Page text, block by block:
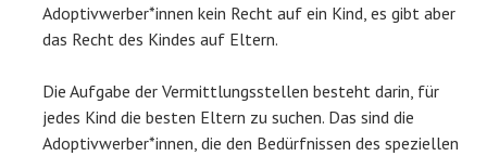
Adoptivwerber*innen kein Recht auf ein Kind, es gibt aber
das Recht des Kindes auf Eltern.
Die Aufgabe der Vermittlungsstellen besteht darin, für
jedes Kind die besten Eltern zu suchen. Das sind die
Adoptivwerber*innen, die den Bedürfnissen des speziellen